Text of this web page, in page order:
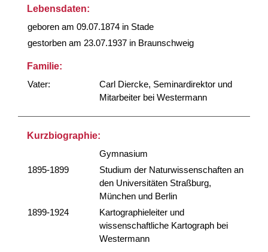
Lebensdaten:
geboren am 09.07.1874 in Stade
gestorben am 23.07.1937 in Braunschweig
Familie:
Vater:
Carl Diercke, Seminardirektor und
Mitarbeiter bei Westermann
Kurzbiographie:
Gymnasium
1895-1899
Studium der Naturwissenschaften an
den Universitäten Straßburg,
München und Berlin
1899-1924
Kartographieleiter und
wissenschaftliche Kartograph bei
Westermann